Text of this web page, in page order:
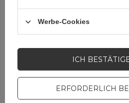
3mk Watch
Schutzfolie
EAN:
universal
9,28
Werbe-Cookies
ERFORDERLICH
ICH